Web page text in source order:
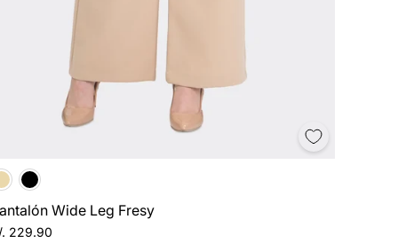
Wide Leg Fresy
. 229.90